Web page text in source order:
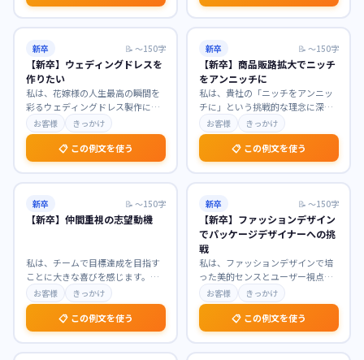
新卒 📝 〜150字
【新卒】ウェディングドレスを
作りたい
私は、花嫁様の人生最高の瞬間を
彩るウェディングドレス製作に魅
力を感じております。ドレスがも
たらす特別な輝きに幼…
お客様 きっかけ
📋 この例文を使う
新卒 📝 〜150字
【新卒】商品販路拡大でニッチ
をアンニッチに
私は、貴社の「ニッチをアンニッ
チに」という挑戦的な理念に深く
共感し、商品販路拡大職を志望い
たします。まだ見ぬ潜…
お客様 きっかけ
📋 この例文を使う
新卒 📝 〜150字
【新卒】仲間重視の志望動機
私は、チームで目標達成を目指す
ことに大きな喜びを感じます。貴
社が「仲間との協調性」を重視す
る社風に強く惹かれま…
お客様 きっかけ
📋 この例文を使う
新卒 📝 〜150字
【新卒】ファッションデザイン
でパッケージデザイナーへの挑
戦
私は、ファッションデザインで培
った美的センスとユーザー視点を
活かし、パッケージデザイナーと
して新たな挑戦をした…
お客様 きっかけ
📋 この例文を使う